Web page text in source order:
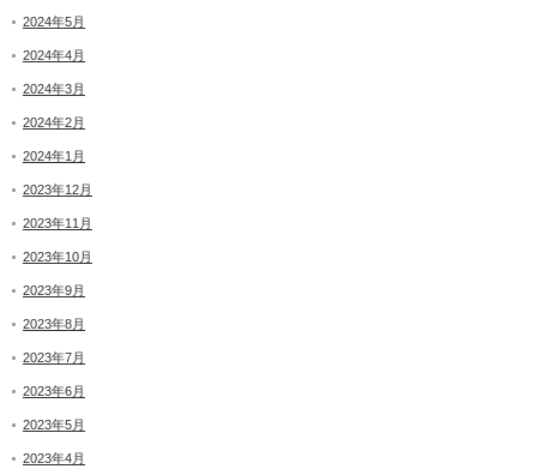
2024年5月
2024年4月
2024年3月
2024年2月
2024年1月
2023年12月
2023年11月
2023年10月
2023年9月
2023年8月
2023年7月
2023年6月
2023年5月
2023年4月